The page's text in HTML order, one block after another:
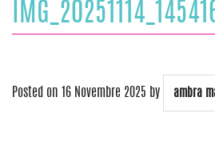
CAPPELLI INVERNALI DONNA
Posted on 16 Novembre 2025 by ambra